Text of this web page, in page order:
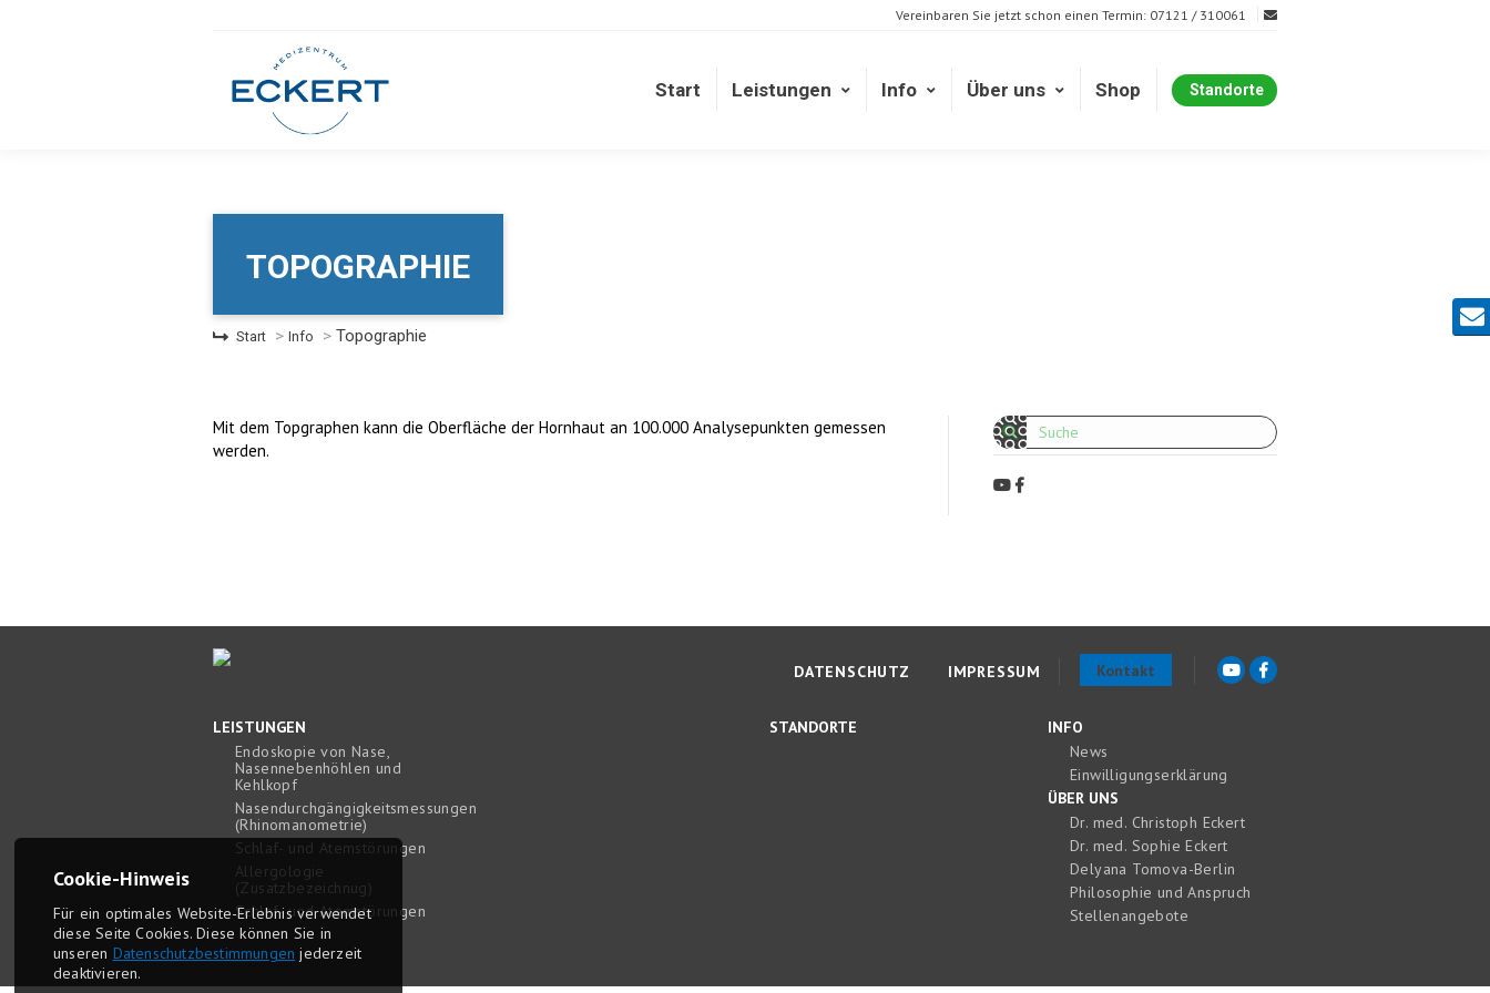
Vereinbaren Sie jetzt schon einen Termin: 07121 / 310061
Start Leistungen Info Über uns Shop Standorte
TOPOGRAPHIE
Sie befinden sich hier:
Start Info Topographie
Mit dem Topgraphen kann die Oberfläche der Hornhaut an 100.000 Analysepunkten gemessen
werden.
Search:
DATENSCHUTZ IMPRESSUM Kontakt
LEISTUNGEN
Endoskopie von Nase,
Nasennebenhöhlen und
Kehlkopf
Nasendurchgängigkeitsmessungen
(Rhinomanometrie)
Schlaf- und Atemstörungen
Allergologie
(Zusatzbezeichnug)
Schlaf- und Atemstörungen
STANDORTE
INFO
News
Einwilligungserklärung
ÜBER UNS
Dr. med. Christoph Eckert
Dr. med. Sophie Eckert
Delyana Tomova-Berlin
Philosophie und Anspruch
Stellenangebote
Cookie-Hinweis
Für ein optimales Website-Erlebnis ver­wendet
diese Seite Cookies. Diese können Sie in
unseren Daten­schutz­bestim­mungen jederzeit
deaktivieren.
Standorte